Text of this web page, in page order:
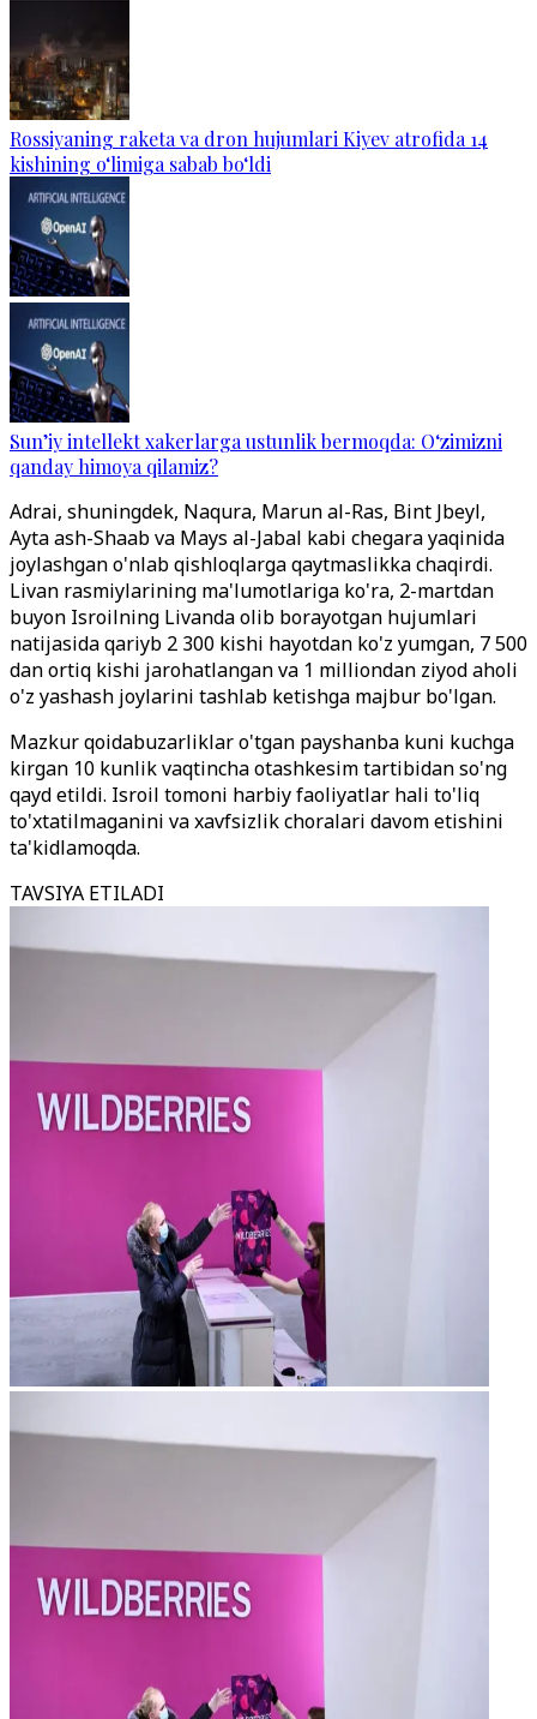
Rossiyaning raketa va dron hujumlari Kiyev atrofida 14
kishining o‘limiga sabab bo‘ldi
Sun’iy intellekt xakerlarga ustunlik bermoqda: O‘zimizni
qanday himoya qilamiz?
Adrai, shuningdek, Naqura, Marun al-Ras, Bint Jbeyl,
Ayta ash-Shaab va Mays al-Jabal kabi chegara yaqinida
joylashgan o'nlab qishloqlarga qaytmaslikka chaqirdi.
Livan rasmiylarining ma'lumotlariga ko'ra, 2-martdan
buyon Isroilning Livanda olib borayotgan hujumlari
natijasida qariyb 2 300 kishi hayotdan ko'z yumgan, 7 500
dan ortiq kishi jarohatlangan va 1 milliondan ziyod aholi
o'z yashash joylarini tashlab ketishga majbur bo'lgan.
Mazkur qoidabuzarliklar o'tgan payshanba kuni kuchga
kirgan 10 kunlik vaqtincha otashkesim tartibidan so'ng
qayd etildi. Isroil tomoni harbiy faoliyatlar hali to'liq
to'xtatilmaganini va xavfsizlik choralari davom etishini
ta'kidlamoqda.
TAVSIYA ETILADI